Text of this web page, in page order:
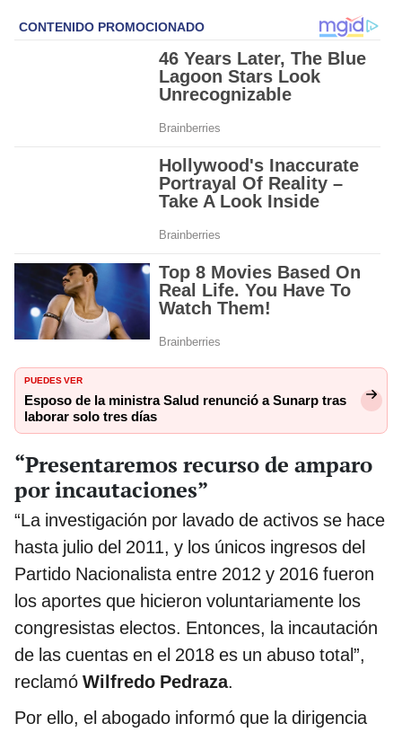
PUEDES VER
Esposo de la ministra Salud renunció a Sunarp tras
laborar solo tres días
“Presentaremos recurso de amparo
por incautaciones”
“La investigación por lavado de activos se hace
hasta julio del 2011, y los únicos ingresos del
Partido Nacionalista entre 2012 y 2016 fueron
los aportes que hicieron voluntariamente los
congresistas electos. Entonces, la incautación
de las cuentas en el 2018 es un abuso total”,
reclamó Wilfredo Pedraza.
Por ello, el abogado informó que la dirigencia